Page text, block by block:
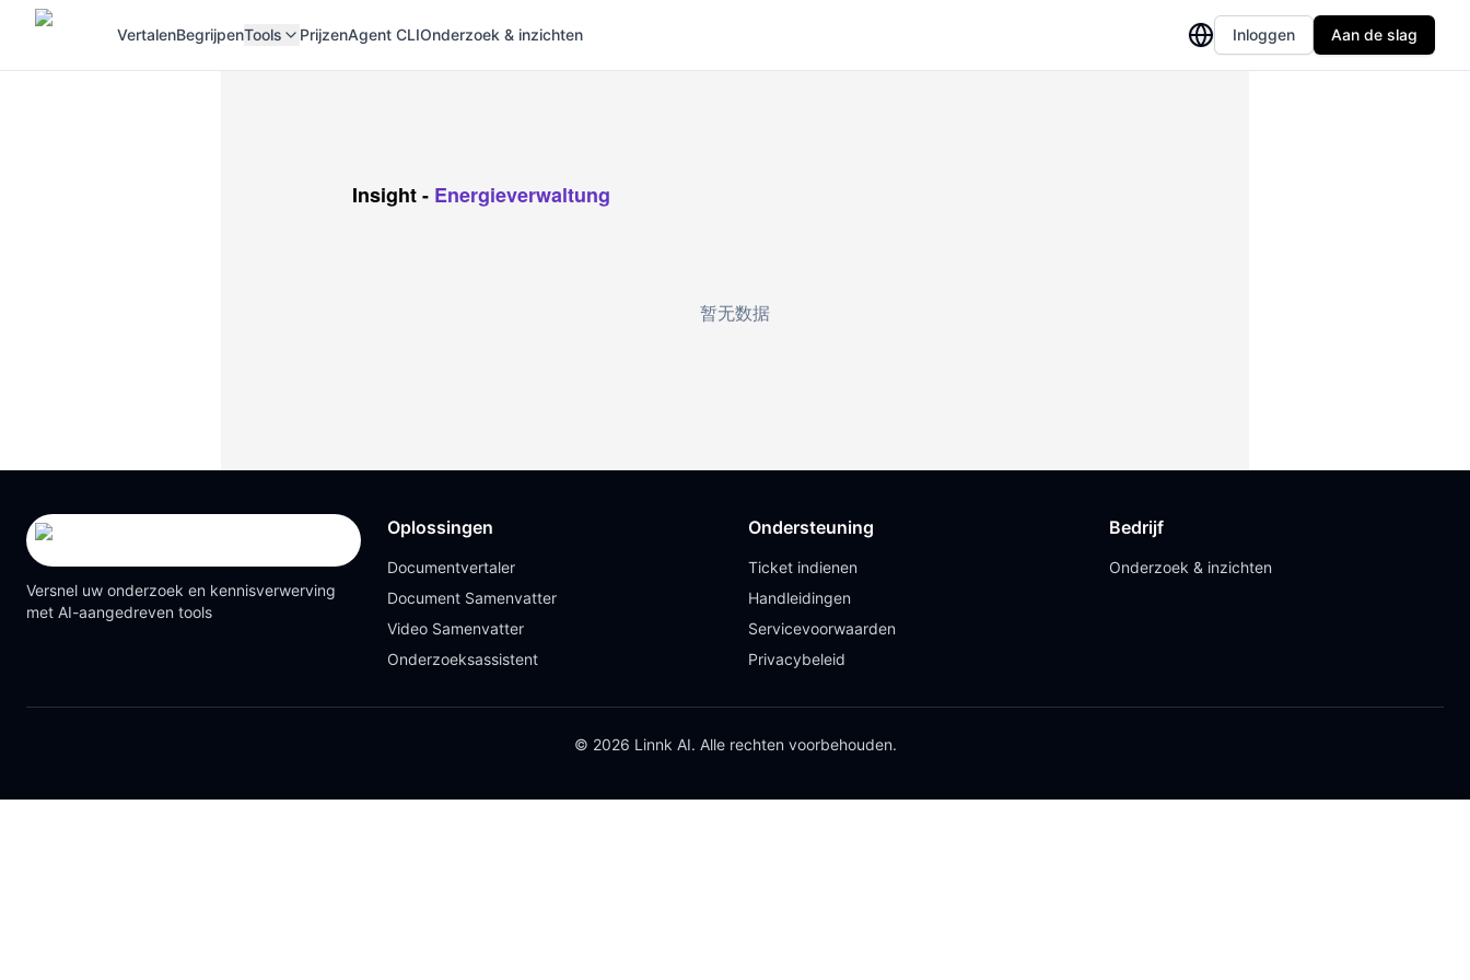
VertalenBegrijpenTools PrijzenAgent CLIOnderzoek & inzichten Inloggen Aan de slag
Insight- Energieverwaltung
暂无数据
Versnel uw onderzoek en kennisverwerving
met AI-aangedreven tools
Oplossingen
Documentvertaler
Document Samenvatter
Video Samenvatter
Onderzoeksassistent
Ondersteuning
Ticket indienen
Handleidingen
Servicevoorwaarden
Privacybeleid
Bedrijf
Onderzoek & inzichten
© 2026 Linnk AI. Alle rechten voorbehouden.